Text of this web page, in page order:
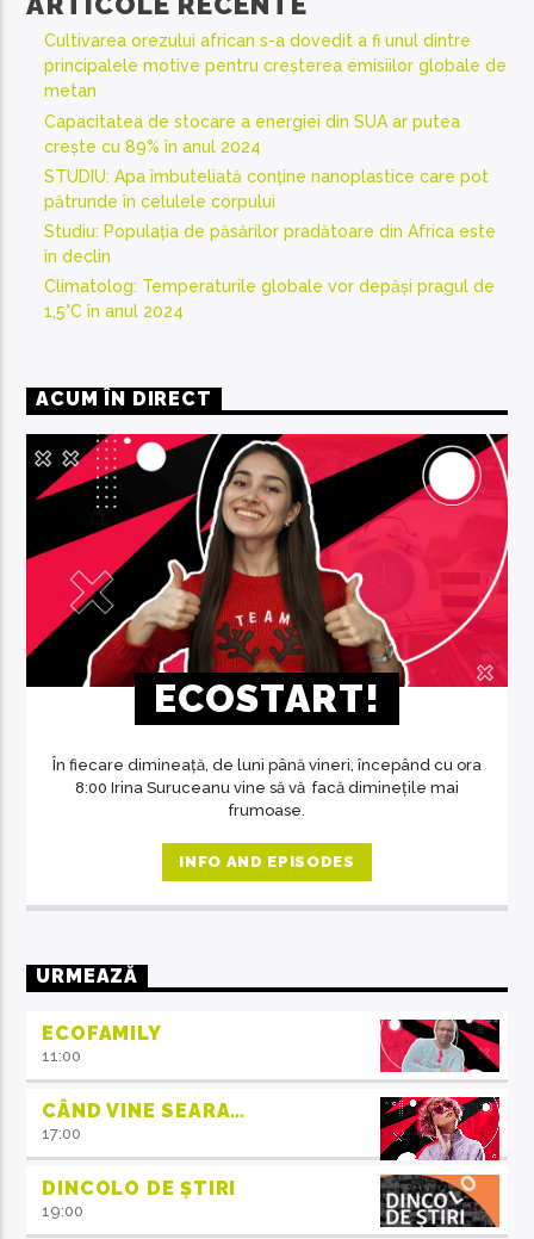
Cultivarea orezului african s-a dovedit a fi unul dintre
principalele motive pentru creșterea emisiilor globale de
metan
Capacitatea de stocare a energiei din SUA ar putea
crește cu 89% în anul 2024
STUDIU: Apa îmbuteliată conține nanoplastice care pot
pătrunde în celulele corpului
Studiu: Populația de păsărilor pradătoare din Africa este
în declin
Climatolog: Temperaturile globale vor depăși pragul de
1,5°C în anul 2024
ACUM ÎN DIRECT
ECOSTART!
În fiecare dimineață, de luni până vineri, începând cu ora
8:00 Irina Suruceanu vine să vă facă diminețile mai
frumoase.
INFO AND EPISODES
URMEAZĂ
ECOFAMILY
11:00
CÂND VINE SEARA…
17:00
DINCOLO DE ȘTIRI
19:00